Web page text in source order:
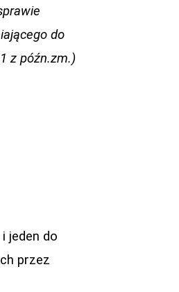
do
z późn.zm.)
jeden do
przez